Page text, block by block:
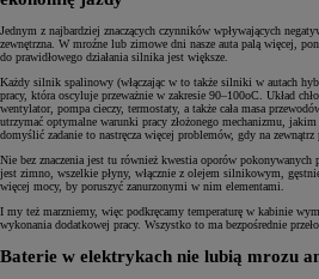
Jednym z najbardziej znaczących czynników wpływających
zewnętrzna. W mroźne lub zimowe dni nasze auta palą więcej,
do prawidłowego działania silnika jest większe.
Każdy silnik spalinowy (włączając w to także silniki w autach
pracy, która oscyluje przeważnie w zakresie 90–100oC. Układ
wentylator, pompa cieczy, termostaty, a także cała masa
utrzymać optymalne warunki pracy złożonego mechanizmu,
domyślić zadanie to nastręcza więcej problemów, gdy na zewnątrz
Nie bez znaczenia jest tu również kwestia oporów
jest zimno, wszelkie płyny, włącznie z olejem silnikowym,
więcej mocy, by poruszyć zanurzonymi w nim elementami.
I my też marzniemy, więc podkręcamy temperaturę w kabinie
wykonania dodatkowej pracy. Wszystko to ma bezpośrednie
Baterie w elektrykach nie lubią mrozu